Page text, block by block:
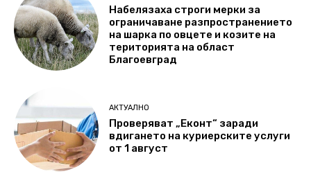
Набелязаха строги мерки за
ограничаване разпространението
на шарка по овцете и козите на
територията на област
Благоевград
АКТУАЛНО
Проверяват „Еконт“ заради
вдигането на куриерските услуги
от 1 август